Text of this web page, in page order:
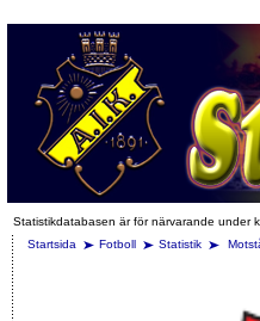
Statistikdatabasen är för närvarande under
Startsida
Fotboll Statistik